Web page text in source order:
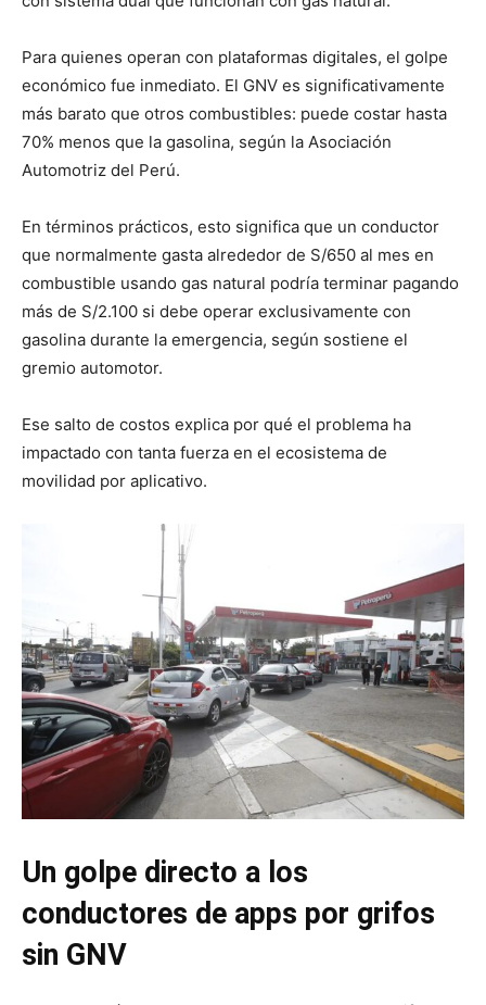
Para quienes operan con plataformas digitales, el golpe
económico fue inmediato. El GNV es significativamente
más barato que otros combustibles: puede costar hasta
70% menos que la gasolina, según la Asociación
Automotriz del Perú.
En términos prácticos, esto significa que un conductor
que normalmente gasta alrededor de S/650 al mes en
combustible usando gas natural podría terminar pagando
más de S/2.100 si debe operar exclusivamente con
gasolina durante la emergencia, según sostiene el
gremio automotor.
Ese salto de costos explica por qué el problema ha
impactado con tanta fuerza en el ecosistema de
movilidad por aplicativo.
Un golpe directo a los
conductores de apps por grifos
sin GNV